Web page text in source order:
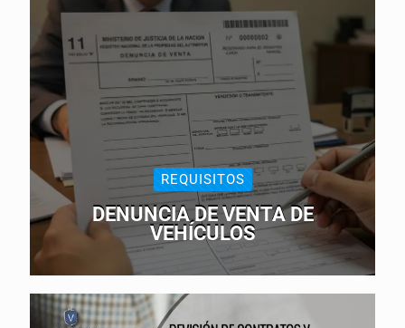
REQUISITOS
DENUNCIA DE VENTA DE
VEHÍCULOS